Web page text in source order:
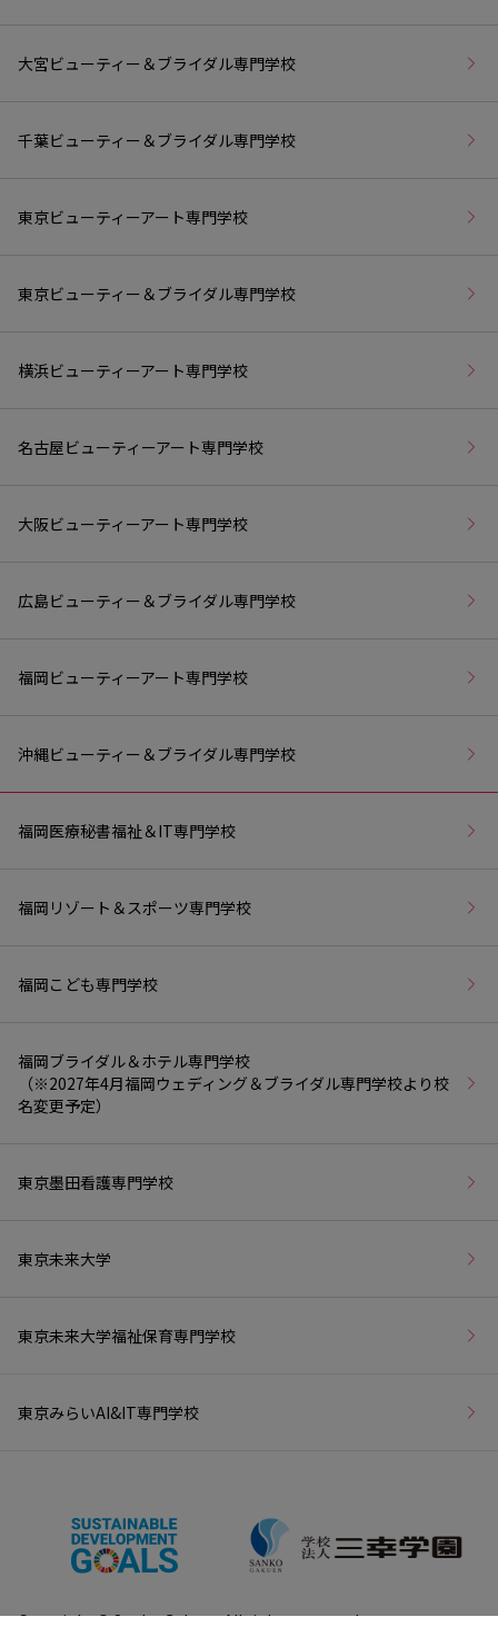
大宮ビューティー＆ブライダル専門学校
千葉ビューティー＆ブライダル専門学校
東京ビューティーアート専門学校
東京ビューティー＆ブライダル専門学校
横浜ビューティーアート専門学校
名古屋ビューティーアート専門学校
大阪ビューティーアート専門学校
広島ビューティー＆ブライダル専門学校
福岡ビューティーアート専門学校
沖縄ビューティー＆ブライダル専門学校
福岡医療秘書福祉＆IT専門学校
福岡リゾート＆スポーツ専門学校
福岡こども専門学校
福岡ブライダル＆ホテル専門学校
（※2027年4月福岡ウェディング＆ブライダル専門学校より校
名変更予定）
東京墨田看護専門学校
東京未来大学
東京未来大学福祉保育専門学校
東京みらいAI&IT専門学校
Copyright © Sanko Gakuen All rights reserved.